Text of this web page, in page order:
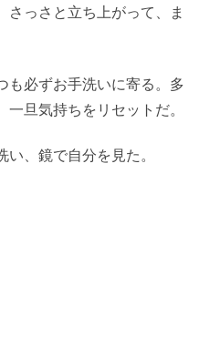
さっさと立ち上がって、ま
も必ずお手洗いに寄る。多
旦気持ちをリセットだ。
、鏡で自分を見た。